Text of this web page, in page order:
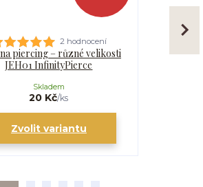
2 hodnocení
piercing – různé velikosti
JEH01 InfinityPierce
20 Kč/ks
Skladem
Zvolit variantu